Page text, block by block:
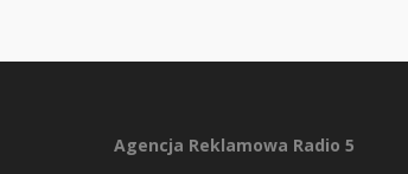
Agencja Reklamowa Radio 5